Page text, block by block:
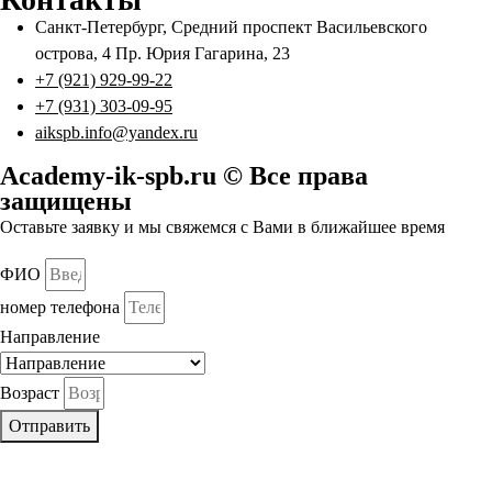
Санкт-Петербург, Средний проспект Васильевского
острова, 4 Пр. Юрия Гагарина, 23
+7 (921) 929-99-22
+7 (931) 303-09-95
aikspb.info@yandex.ru
Academy-ik-spb.ru © Все права
защищены
Оставьте заявку и мы свяжемся с Вами в ближайшее время
ФИО
номер телефона
Направление
Возраст
Отправить